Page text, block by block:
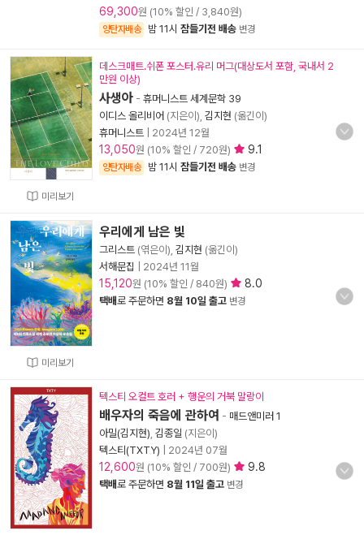
69,300원 (10% 할인 / 3,840원)
양탄자배송 밤 11시 잠들기전 배송 변경
미리보기
데스크매트.쉬폰 포스터.유리 머그(대상도서 포함, 국내서 2
만원 이상)
사생아 - 휴머니스트 세계문학 39
이디스 올리비어 (지은이), 김지현 (옮긴이)
휴머니스트
2024년 12월
13,050원 (10% 할인 / 720원) 9.1
양탄자배송 밤 11시 잠들기전 배송 변경
미리보기
우리에게 남은 빛
그리스트 (엮은이), 김지현 (옮긴이)
서해문집
2024년 11월
15,120원 (10% 할인 / 840원) 8.0
택배로 주문하면 8월 10일 출고 변경
텍스티 오컬트 호러 + 행운의 거북 말랑이
배우자의 죽음에 관하여 - 매드앤미러 1
아밀(김지현) 김종일 (지은이)
텍스티(TXTY)
2024년 07월
12,600원 (10% 할인 / 700원) 9.8
택배로 주문하면 8월 11일 출고 변경